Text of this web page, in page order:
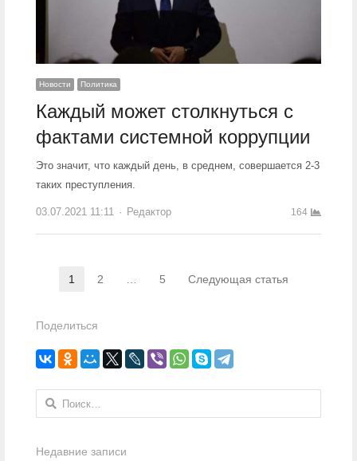
Новости Политика
Каждый может столкнуться с
фактами системной коррупции
Это значит, что каждый день, в среднем, совершается 2-3
таких преступления.
03.07.2021 11:11 Author
Редактор 164
Навигация по записям
Страница
1 Страница
2 Страница
5 Следующая статья
Поделиться
Найти:
Недавние записи